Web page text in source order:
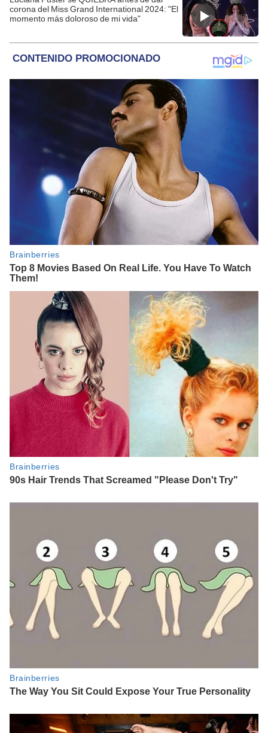
corona del Miss Grand International 2024: "El
momento más doloroso de mi vida"